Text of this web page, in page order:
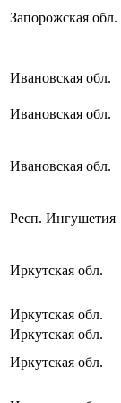
Запорожская обл.
Ивановская обл.
Ивановская обл.
Ивановская обл.
Респ. Ингушетия
Иркутская обл.
Иркутская обл.
Иркутская обл.
Иркутская обл.